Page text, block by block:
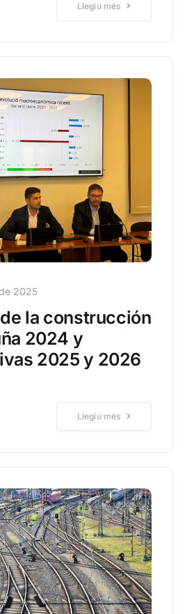
Llegiu més
2025
la construcción
2024 y
2025 y 2026
Llegiu més